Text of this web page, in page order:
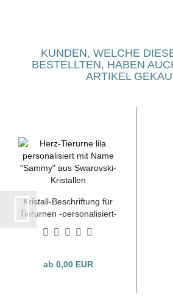
KUNDEN, WELCHE
BESTELLTEN, HABEN
ARTIKEL
Kristall-Beschriftung für
Tierurnen -personalisiert-
ab 0,00 EUR